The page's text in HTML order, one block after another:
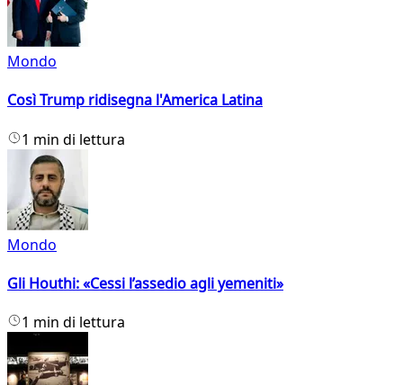
Mondo
Così Trump ridisegna l'America Latina
1 min di lettura
Mondo
Gli Houthi: «Cessi l’assedio agli yemeniti»
1 min di lettura